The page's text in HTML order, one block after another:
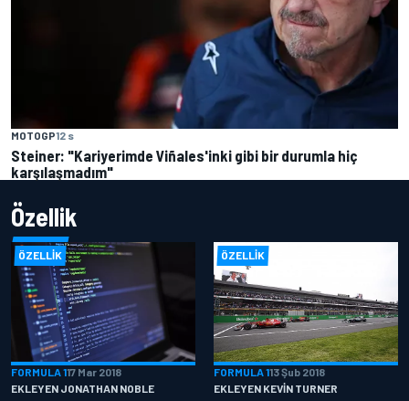
MOTOGP12 s
Steiner: "Kariyerimde Viñales'inki gibi bir durumla hiç
karşılaşmadım"
Özellik
ÖZELLIK
FORMULA 117 Mar 2018
EKLEYEN JONATHAN NOBLE
ÖZELLIK
FORMULA 113 Şub 2018
EKLEYEN KEVIN TURNER